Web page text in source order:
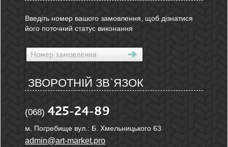
Введіть номер вашого замовлення, щоб дізнатися
його поточний статус виконання
ЗВОРОТНІЙ ЗВ`ЯЗОК
(068) 425-24-89
м. Погребище вул.: Б. Хмельницького 63
admin@art-market.pro